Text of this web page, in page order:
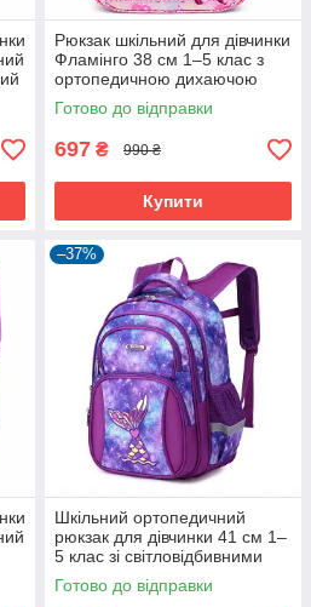
Рюкзак шкільний для дівчинки
Фламінго 38 см 1–5 клас з
ортопедичною дихаючою
спинкою Рожевий (61165)
Готово до відправки
697 ₴ 990 ₴
Купити
–37%
Шкільний ортопедичний
рюкзак для дівчинки 41 см 1–
5 клас зі світловідбивними
елементами Фіолетовий
(61141)
Готово до відправки